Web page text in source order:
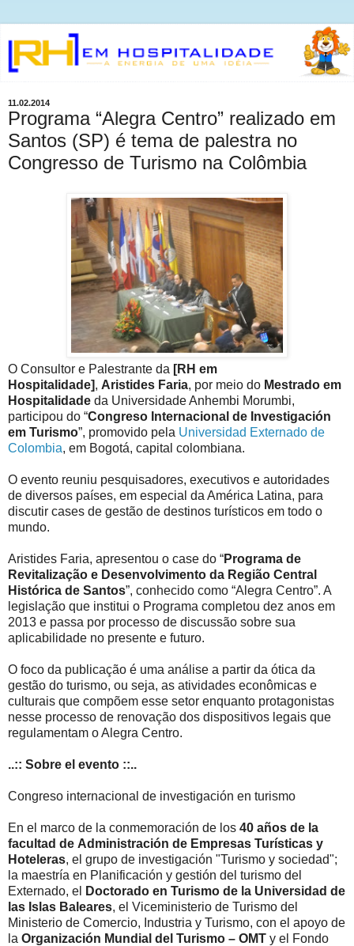
11.02.2014
Programa “Alegra Centro” realizado em
Santos (SP) é tema de palestra no
Congresso de Turismo na Colômbia
O Consultor e Palestrante da [RH em
Hospitalidade], Aristides Faria, por meio do Mestrado em
Hospitalidade da Universidade Anhembi Morumbi,
participou do “Congreso Internacional de Investigación
em Turismo”, promovido pela Universidad Externado de
Colombia, em Bogotá, capital colombiana.
O evento reuniu pesquisadores, executivos e autoridades
de diversos países, em especial da América Latina, para
discutir cases de gestão de destinos turísticos em todo o
mundo.
Aristides Faria, apresentou o case do “Programa de
Revitalização e Desenvolvimento da Região Central
Histórica de Santos”, conhecido como “Alegra Centro”. A
legislação que institui o Programa completou dez anos em
2013 e passa por processo de discussão sobre sua
aplicabilidade no presente e futuro.
O foco da publicação é uma análise a partir da ótica da
gestão do turismo, ou seja, as atividades econômicas e
culturais que compõem esse setor enquanto protagonistas
nesse processo de renovação dos dispositivos legais que
regulamentam o Alegra Centro.
..:: Sobre el evento ::..
Congreso internacional de investigación en turismo
En el marco de la conmemoración de los 40 años de la
facultad de Administración de Empresas Turísticas y
Hoteleras, el grupo de investigación "Turismo y sociedad";
la maestría en Planificación y gestión del turismo del
Externado, el
Doctorado en Turismo de la Universidad de
las Islas Baleares, el Viceministerio de Turismo del
Ministerio de Comercio, Industria y Turismo, con el apoyo de
la Organización Mundial del Turismo – OMT y el Fondo